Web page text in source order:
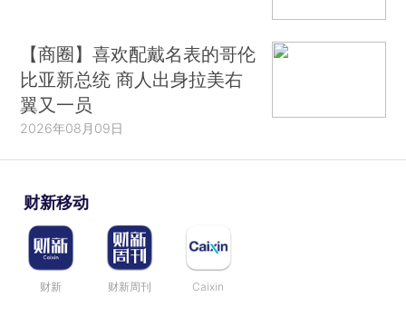
【商圈】喜欢配戴名表的哥伦
比亚新总统 商人出身拉美右
翼又一员
2026年08月09日
财新移动
财新 财新周刊 Caixin